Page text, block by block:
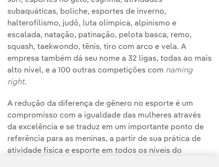
subaquáticas, boliche, esportes de inverno,
halterofilismo, judô, luta olímpica, alpinismo e
escalada, natação, patinação, pelota basca, remo,
squash, taekwondo, tênis, tiro com arco e vela. A
empresa também dá seu nome a 32 ligas, todas ao mais
alto nível, e a 100 outras competições com naming
right.
A redução da diferença de gênero no esporte é um
compromisso com a igualdade das mulheres através
da excelência e se traduz em um importante ponto de
referência para as meninas, a partir de sua prática de
atividade física e esporte em todos os níveis do